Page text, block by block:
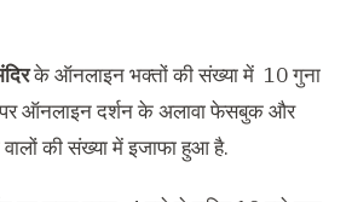
के ऑनलाइन भक्तों की संख्या में 10 गुना
पर ऑनलाइन दर्शन के अलावा फेसबुक और
की संख्या में इजाफा हुआ है.